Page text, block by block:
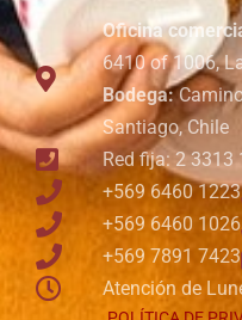
Oficina
6410 of 1006,
Bodega:
Santiago, Chile
Red fija: 2 3313
+569 6460 1223
+569 6460 1026
+569 7891 7423
Atención de